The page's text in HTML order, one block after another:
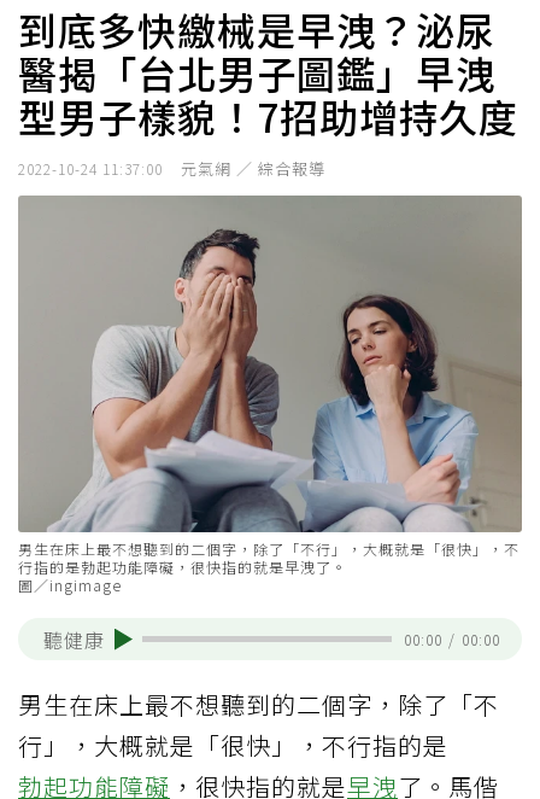
到底多快繳械是早洩？泌尿
醫揭「台北男子圖鑑」早洩
型男子樣貌！7招助增持久度
2022-10-24 11:37:00 元氣網 ／ 綜合報導
男生在床上最不想聽到的二個字，除了「不行」，大概就是「很快」，不
行指的是勃起功能障礙，很快指的就是早洩了。
圖／ingimage
聽健康 00:00 / 00:00
男生在床上最不想聽到的二個字，除了「不
行」，大概就是「很快」，不行指的是
勃起功能障礙 ，很快指的就是早洩了。馬偕